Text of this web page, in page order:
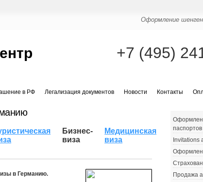
Оформление
+7 (495)
в РФ Легализация документов Новости Контакты
Бизнес-
виза
Медицинская
виза
в Германию.
паспортов
Invitations
Продажа